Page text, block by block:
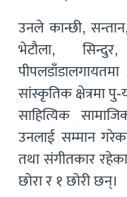
उनले कान्छी,
भेटौला,
सांस्कृतिक क्षेत्रमा
साहित्यिक
उनलाई सम्मान
तथा संगीतकार रहेका
छोरा र १ छोरी छन्।